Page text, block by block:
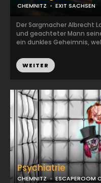
CHEMNITZ EXIT SACHSEN
Der Sargmacher Albrecht
und geachteter Mann
ein dunkles Geheimnis,
WEITER
Psychiatrie
CHEMNITZ ESCAPEROOM